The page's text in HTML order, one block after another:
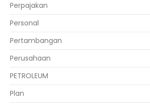
Perpajakan
Personal
Pertambangan
Perusahaan
PETROLEUM
Plan